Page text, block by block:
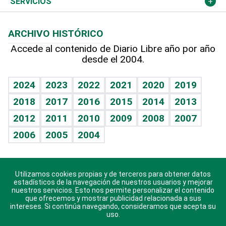
Hablando con el pediatra
Vida y familia
Eñe
Celebrando la vida
Sin complejos
En pocas palabras
Escuchando al corazón
Economía Personal
TBT Deportivo
Más firmas
Hecho en casa
Guía del dinero
Cumpleaños
Horóscopos
Crucigramas
ARCHIVO HISTÓRICO
Accede al contenido de Diario Libre año por año
desde el 2004.
2024 2023 2022 2021 2020
2019
2018
2017 2016 2015 2014
2013
2012
2011 2010 2009 2008
2007
2006
2005 2004
Descarga nuestras aplicaciones para Android, iOS y
sistema Huawei.
Utilizamos cookies propias y de terceros para obtener datos
estadísticos de la navegación de nuestros usuarios y mejorar
nuestros servicios. Esto nos permite personalizar el contenido
que ofrecemos y mostrar publicidad relacionada a sus
intereses. Si continúa navegando, consideramos que acepta su
uso.